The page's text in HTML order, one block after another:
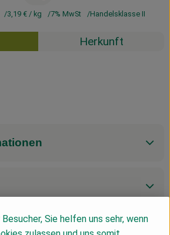
3,19 € / kg 7% MwSt Handelsklasse II
Herkunft
Sie helfen uns sehr, wenn